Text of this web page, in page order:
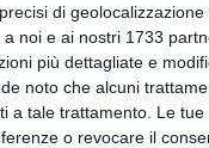
di
noi e ai nostri 1733
più dettagliate e
noto che alcuni
a tale trattamento. Le
o revocare il